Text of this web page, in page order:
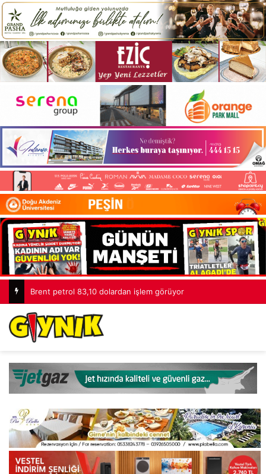
Brent petrol 83,10 dolardan işlem görüyor